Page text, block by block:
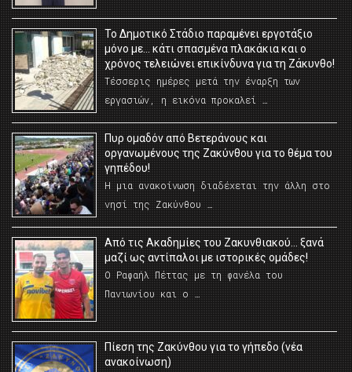
Το Δημοτικό Στάδιο παραμένει εργοτάξιο
μόνο με… κάτι σπασμένα πλακάκια και ο
χρόνος τελειώνει επικίνδυνα για τη Ζάκυνθο!
Τέσσερις ημέρες μετά την έναρξη των
εργασιών, η εικόνα προκαλεί …
Πυρ ομαδόν από Βετεράνους και
οργανωμένους της Ζακύνθου για το θέμα του
γηπέδου!
Η μια ανακοίνωση διαδέχεται την άλλη στο
νησί της Ζακύνθου …
Από τις Ακαδημίες του Ζακυνθιακού… ξανά
μαζί ως αντίπαλοι με ιστορικές ομάδες!
Ο Ραφαήλ Πέττας με τη φανέλα του
Πανιωνίου και ο …
Πίεση της Ζακύνθου για το γήπεδο (νέα
ανακοίνωση)